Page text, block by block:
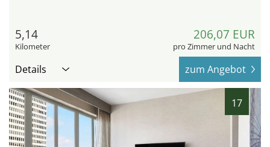
5,14
Kilometer
206,07 EUR
pro Zimmer und Nacht
Details zum Angebot
17